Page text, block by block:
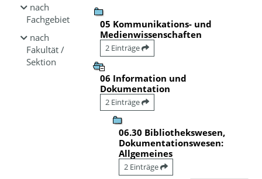
nach
Fachgebiet
nach
Fakultät /
Sektion
05 Kommunikations- und
Medienwissenschaften
2 Einträge
06 Information und
Dokumentation
2 Einträge
06.30 Bibliothekswesen,
Dokumentationswesen:
Allgemeines
2 Einträge